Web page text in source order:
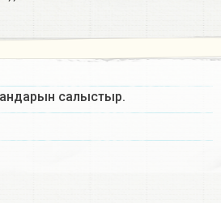
салыстыр.